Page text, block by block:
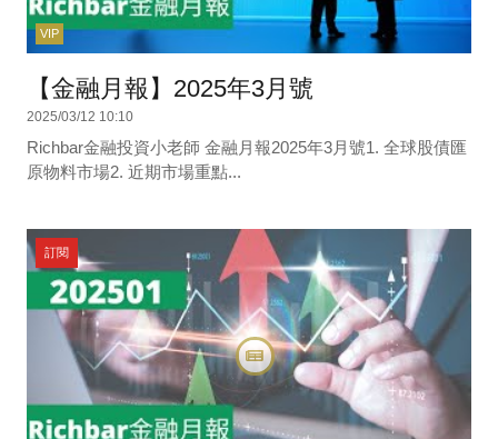
VIP
【金融月報】2025年3月號
2025/03/12 10:10
Richbar金融投資小老師 金融月報2025年3月號1. 全球股債匯
原物料市場2. 近期市場重點...
訂閱